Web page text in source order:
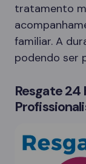
tratamento
familiar. A
podendo ser
Resgate 24